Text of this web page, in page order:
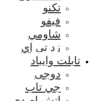
تكنو
فيفو
شاومي
زد تي إي
تابلت وايباد
دوجى
جي تاب